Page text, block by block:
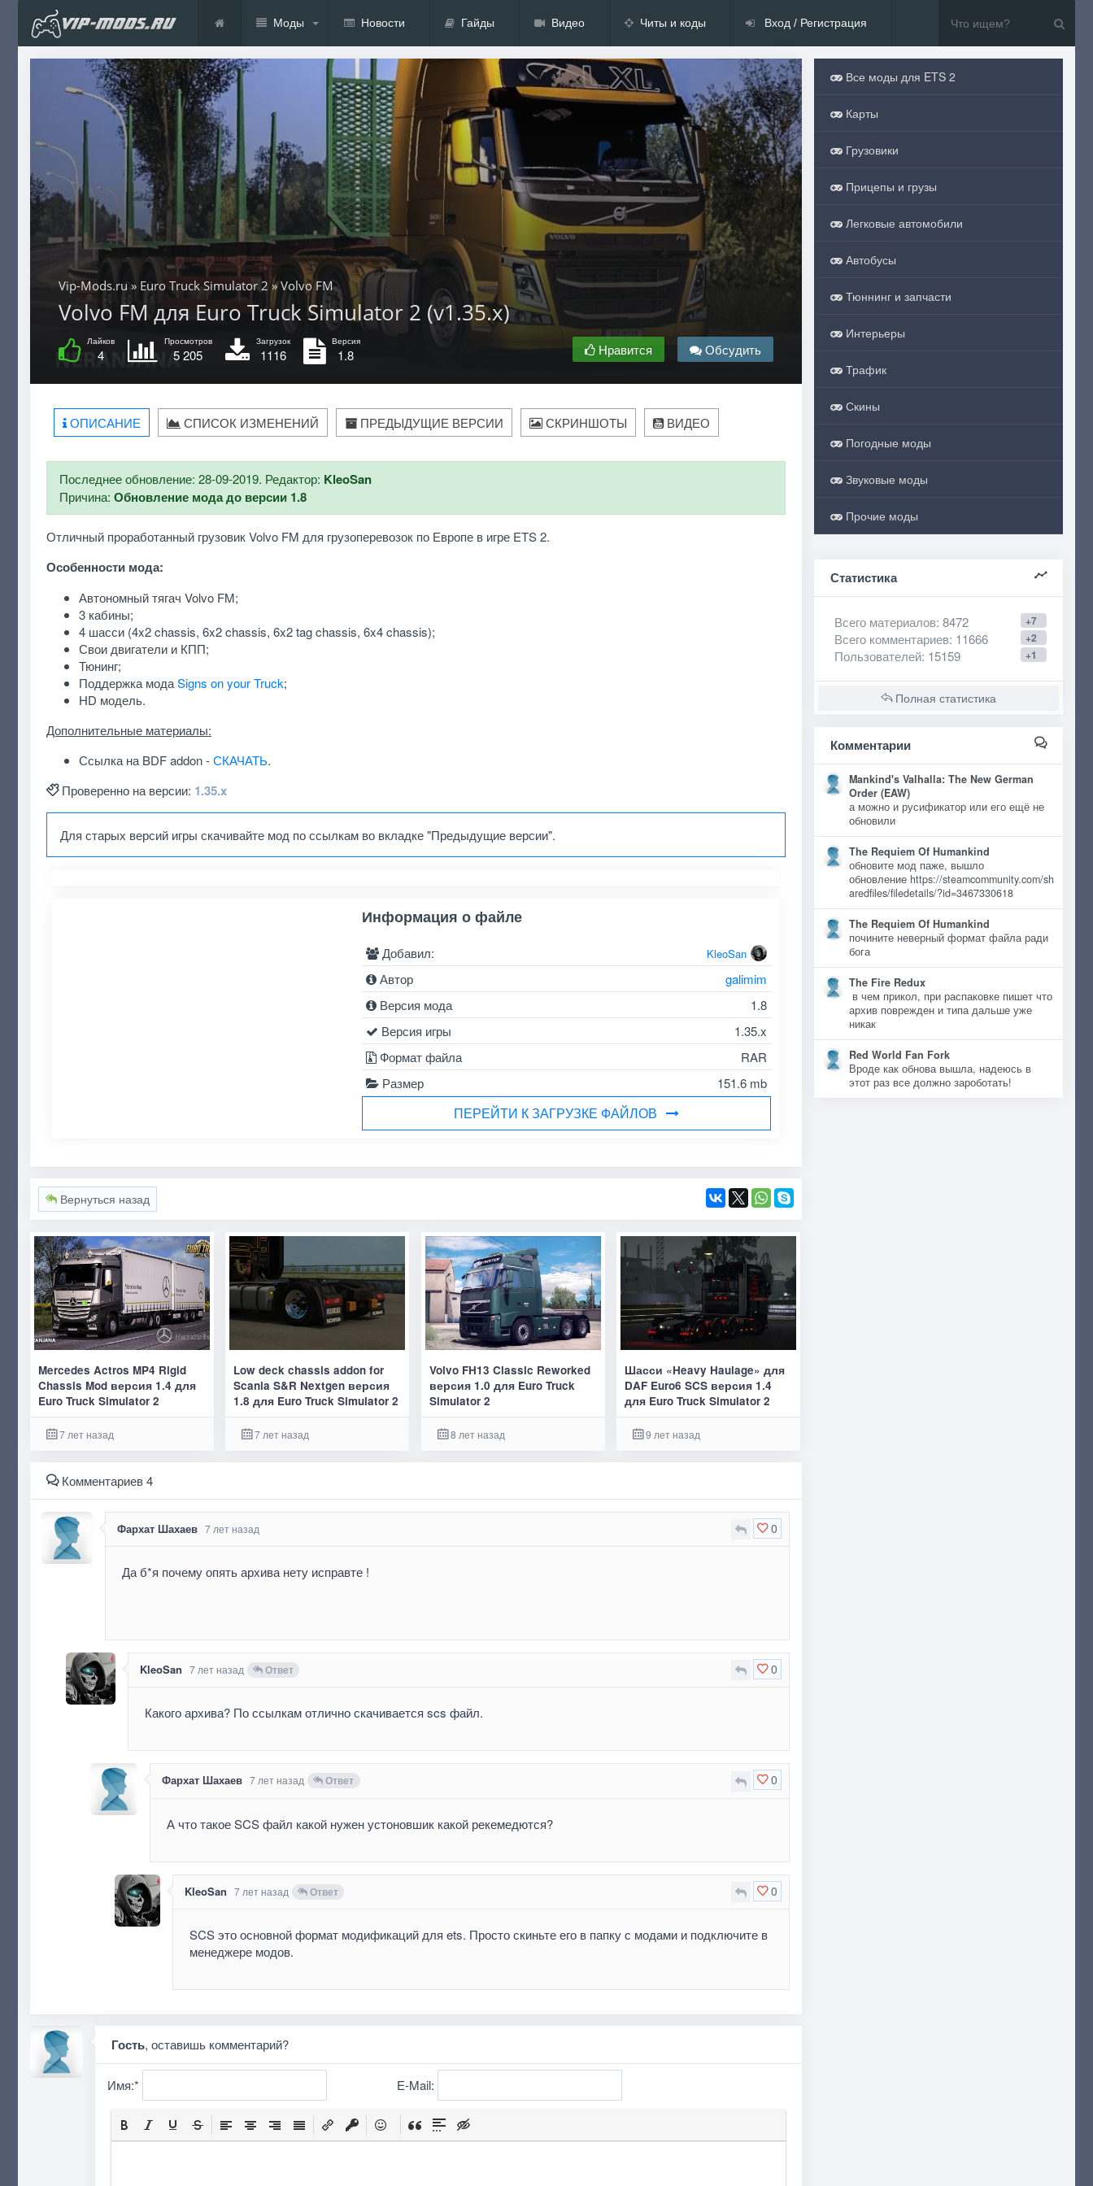
Моды Новости Гайды Видео Читы и коды Вход / Регистрация
Vip-Mods.ru» Euro Truck Simulator 2» Volvo FM
Volvo FM для Euro Truck Simulator 2 (v1.35.x)
Лайков
4
Просмотров
5 205
Загрузок
1116
Версия
1.8 Нравится Обсудить
ОПИСАНИЕ СПИСОК ИЗМЕНЕНИЙ ПРЕДЫДУЩИЕ ВЕРСИИ СКРИНШОТЫ ВИДЕО
Последнее обновление: 28-09-2019. Редактор: KleoSan
Причина: Обновление мода до версии 1.8
Отличный проработанный грузовик Volvo FM для грузоперевозок по Европе в игре ETS 2.
Особенности мода:
Автономный тягач Volvo FM;
3 кабины;
4 шасси (4x2 chassis, 6x2 chassis, 6x2 tag chassis, 6x4 chassis);
Свои двигатели и КПП;
Тюнинг;
Поддержка модаSigns on your Truck;
HD модель.
Дополнительные материалы:
Ссылка на BDF addon -СКАЧАТЬ.
Проверенно на версии: 1.35.x
Для старых версий игры скачивайте мод по ссылкам во вкладке "Предыдущие версии".
Информация о файле
Добавил: KleoSan
Автор
galimim
Версия мода
1.8
Версия игры
1.35.x
Формат файла
RAR
Размер
151.6 mb
ПЕРЕЙТИ К ЗАГРУЗКЕ ФАЙЛОВ
Вернуться назад
Mercedes Actros MP4 Rigid
Chassis Mod версия 1.4 для
Euro Truck Simulator 2
7 лет назад
Low deck chassis addon for
Scania S&R Nextgen версия
1.8 для Euro Truck Simulator 2
7 лет назад
Volvo FH13 Classic Reworked
версия 1.0 для Euro Truck
Simulator 2
8 лет назад
Шасси «Heavy Haulage» для
DAF Euro6 SCS версия 1.4
для Euro Truck Simulator 2
9 лет назад
Комментариев 4
0
Фархат Шахаев 7 лет назад
Да б*я почему опять архива нету исправте !
0
KleoSan 7 лет назад Ответ
Какого архива? По ссылкам отлично скачивается scs файл.
0
Фархат Шахаев 7 лет назад Ответ
А что такое SCS файл какой нужен устоновшик какой рекемедются?
0
KleoSan 7 лет назад Ответ
SCS это основной формат модификаций для ets. Просто скиньте его в папку с модами и подключите в
менеджере модов.
Гость, оставишь комментарий?
Имя:* E-Mail:
Все моды для ETS 2
Карты
Грузовики
Прицепы и грузы
Легковые автомобили
Автобусы
Тюннинг и запчасти
Интерьеры
Трафик
Скины
Погодные моды
Звуковые моды
Прочие моды
Статистика
+7
Всего материалов: 8472
+2
Всего комментариев: 11666
+1
Пользователей: 15159
Полная статистика
Комментарии
Mankind's Valhalla: The New German
Order (EAW)
а можно и русификатор или его ещё не
обновили
The Requiem Of Humankind
обновите мод паже, вышло
обновление https://steamcommunity.com/sh
aredfiles/filedetails/?id=3467330618
The Requiem Of Humankind
почините неверный формат файла ради
бога
The Fire Redux
в чем прикол, при распаковке пишет что
архив поврежден и типа дальше уже
никак
Red World Fan Fork
Вроде как обнова вышла, надеюсь в
этот раз все должно зароботать!